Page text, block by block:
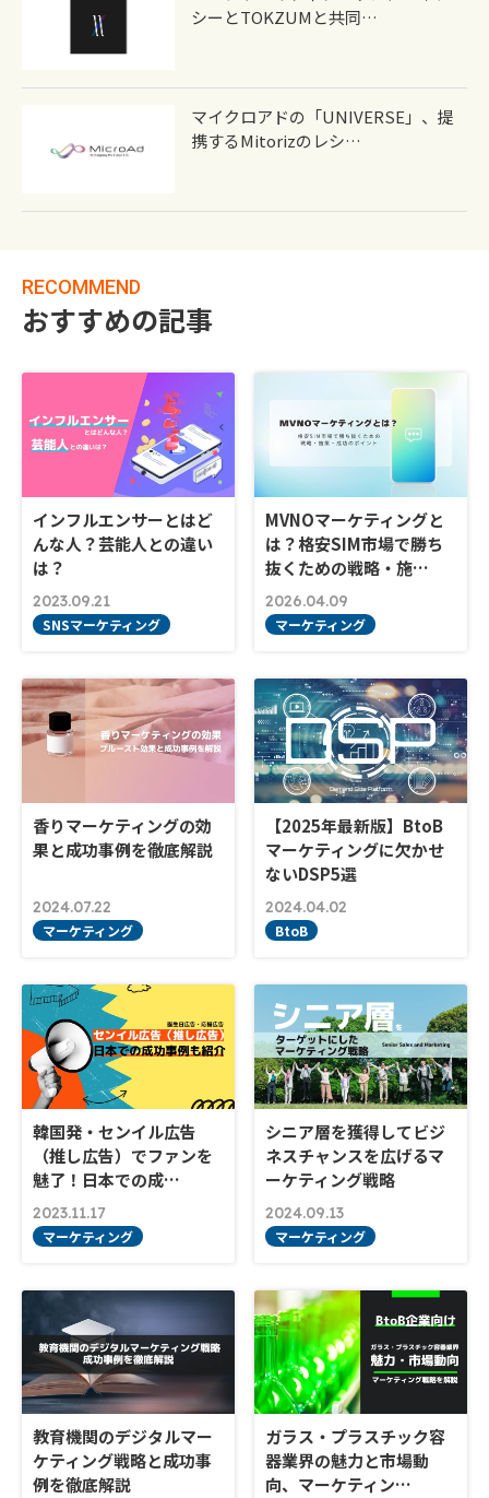
シーとTOKZUMと共同…
マイクロアドの「UNIVERSE」、提
携するmitorizのレシ…
RECOMMEND
おすすめの記事
インフルエンサーとはど
んな人？芸能人との違い
は？
2023.09.21
SNSマーケティング
MVNOマーケティングと
は？格安SIM市場で勝ち
抜くための戦略・施…
2026.04.09
マーケティング
香りマーケティングの効
果と成功事例を徹底解説
2024.07.22
マーケティング
【2025年最新版】BtoB
マーケティングに欠かせ
ないDSP5選
2024.04.02
BtoB
韓国発・センイル広告
（推し広告）でファンを
魅了！日本での成…
2023.11.17
マーケティング
シニア層を獲得してビジ
ネスチャンスを広げるマ
ーケティング戦略
2024.09.13
マーケティング
教育機関のデジタルマー
ケティング戦略と成功事
例を徹底解説
ガラス・プラスチック容
器業界の魅力と市場動
向、マーケティン…